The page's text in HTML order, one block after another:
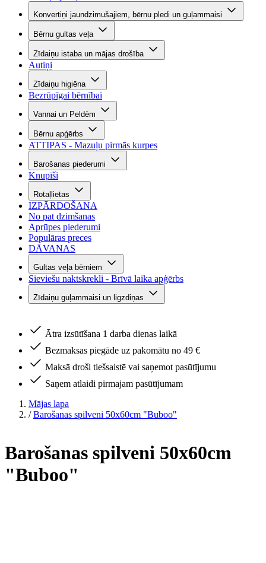
Konvertiņi jaundzimušajiem, bērnu pledi un guļammaisi
Bērnu gultas veļa
Zīdaiņu istaba un mājas drošība
Autiņi
Zīdaiņu higiēna
Bezrūpīgai bērnībai
Vannai un Peldēm
Bērnu apģērbs
ATTIPAS - Mazuļu pirmās kurpes
Barošanas piederumi
Knupīši
Rotaļlietas
IZPĀRDOŠANA
No pat dzimšanas
Aprūpes piederumi
Populāras preces
DĀVANAS
Gultas veļa bērniem
Sieviešu naktskrekli - Brīvā laika apģērbs
Zīdaiņu guļammaisi un ligzdiņas
Ātra izsūtīšana 1 darba dienas laikā
Bezmaksas piegāde uz pakomātu no 49 €
Maksā droši tiešsaistē vai saņemot pasūtījumu
Saņem atlaidi pirmajam pasūtījumam
Mājas lapa
/ Barošanas spilveni 50x60cm "Buboo"
Barošanas spilveni 50x60cm
"Buboo"